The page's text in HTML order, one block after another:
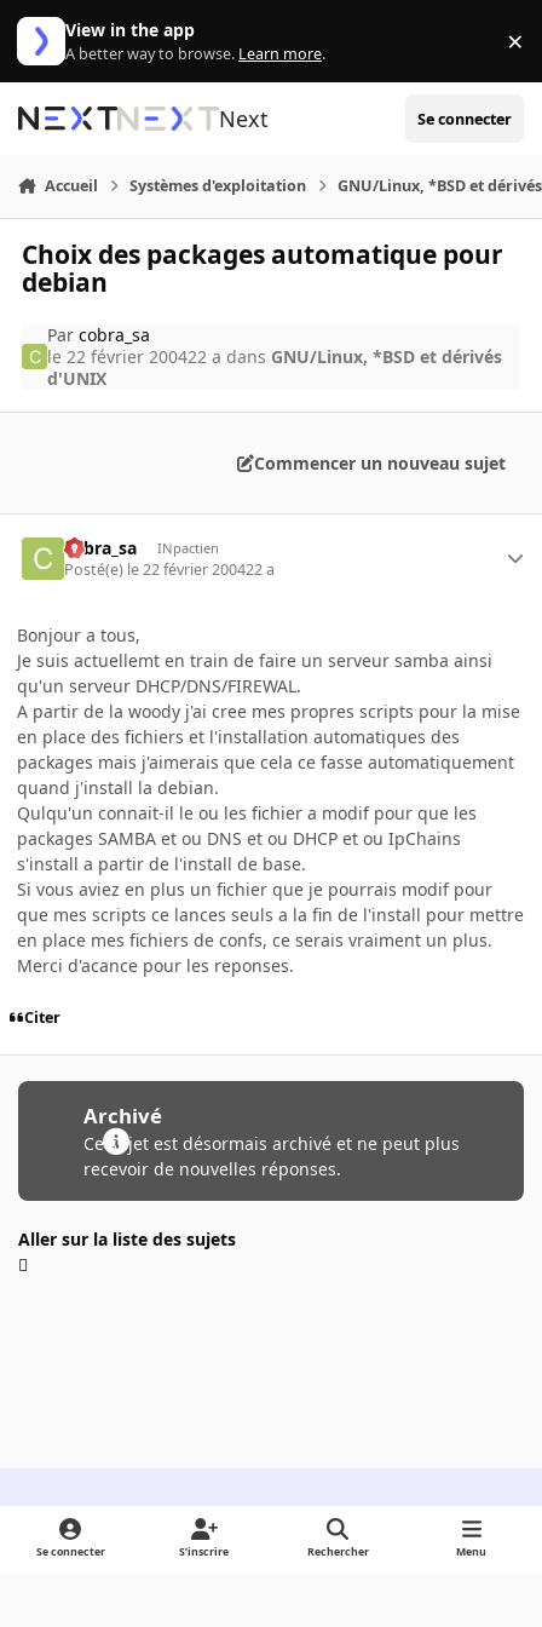
Aller au contenu
View in the app
A better way to browse. Learn more. ×
Next Se connecter
Accueil Systèmes d'exploitation GNU/Linux, *BSD et
Choix des packages automatique pour
debian
Parcobra_sa
le 22 février 200422 a dans GNU/Linux, *BSD et dérivés
d'UNIX
Commencer un nouveau sujet
cobra_sa INpactien
Posté(e) le 22 février 200422 a
Bonjour a tous,
Je suis actuellemt en train de faire un serveur samba ainsi
qu'un serveur DHCP/DNS/FIREWAL.
A partir de la woody j'ai cree mes propres scripts pour la mise
en place des fichiers et l'installation automatiques des
packages mais j'aimerais que cela ce fasse automatiquement
quand j'install la debian.
Qulqu'un connait-il le ou les fichier a modif pour que les
packages SAMBA et ou DNS et ou DHCP et ou IpChains
s'install a partir de l'install de base.
Si vous aviez en plus un fichier que je pourrais modif pour
que mes scripts ce lances seuls a la fin de l'install pour mettre
en place mes fichiers de confs, ce serais vraiment un plus.
Merci d'acance pour les reponses.
Citer
Archivé
Ce sujet est désormais archivé et ne peut plus
recevoir de nouvelles réponses.
Aller sur la liste des sujets
Light ModeDark ModeSystem Preference
Se connecter S’inscrire Rechercher Menu